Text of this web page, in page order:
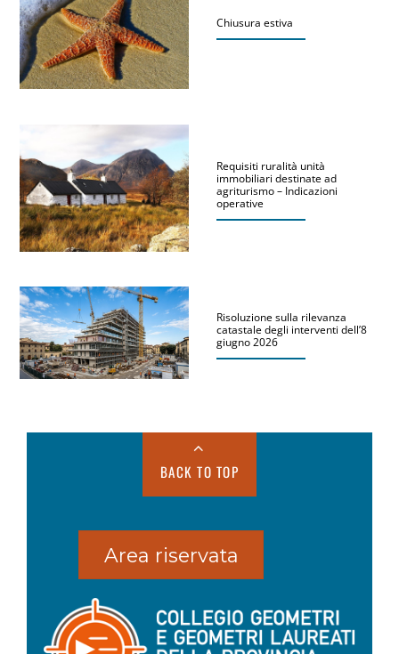
Chiusura estiva
Requisiti ruralità unità
immobiliari destinate ad
agriturismo – Indicazioni
operative
Risoluzione sulla rilevanza
catastale degli interventi dell’8
giugno 2026
BACK TO TOP
Area riservata